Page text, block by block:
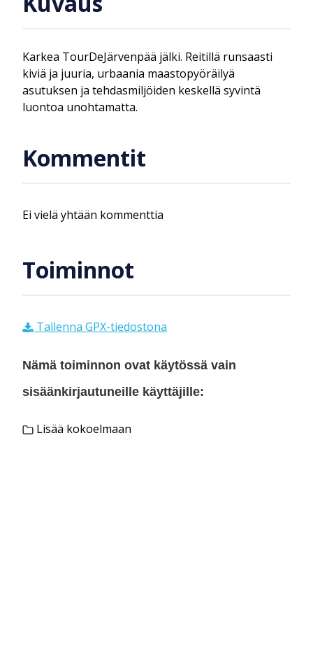
Karkea TourDeJärvenpää jälki. Reitillä runsaasti
kiviä ja juuria, urbaania maastopyöräilyä
asutuksen ja tehdasmiljöiden keskellä syvintä
luontoa unohtamatta.
Kommentit
Ei vielä yhtään kommenttia
Toiminnot
Tallenna GPX-tiedostona
Nämä toiminnon ovat käytössä vain
sisäänkirjautuneille käyttäjille:
Lisää kokoelmaan